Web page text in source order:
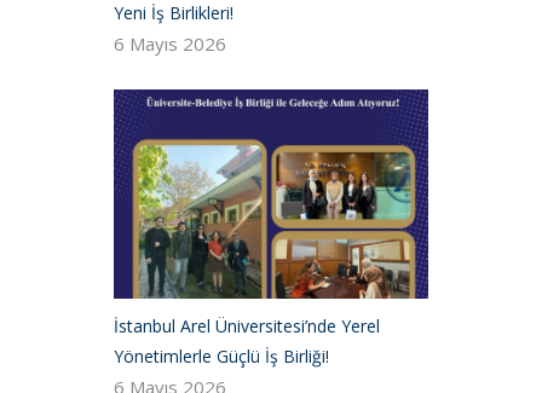
Yeni İş Birlikleri!
6 Mayıs 2026
İstanbul Arel Üniversitesi’nde Yerel
Yönetimlerle Güçlü İş Birliği!
6 Mayıs 2026